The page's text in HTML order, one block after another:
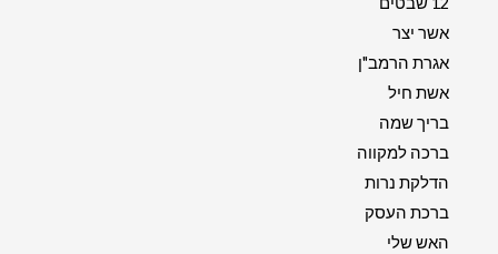
אשר יצר
אגרת הרמב"ן
אשת חיל
בריך שמה
ברכה למקווה
הדלקת נרות
ברכת העסק
האש שלי